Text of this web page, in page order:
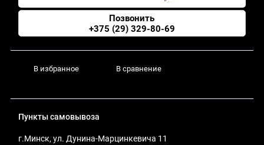
Позвонить
+375 (29) 329-80-69
В избранное В сравнение
Пункты самовывоза
г.Минск, ул. Дунина-Марцинкевича 11